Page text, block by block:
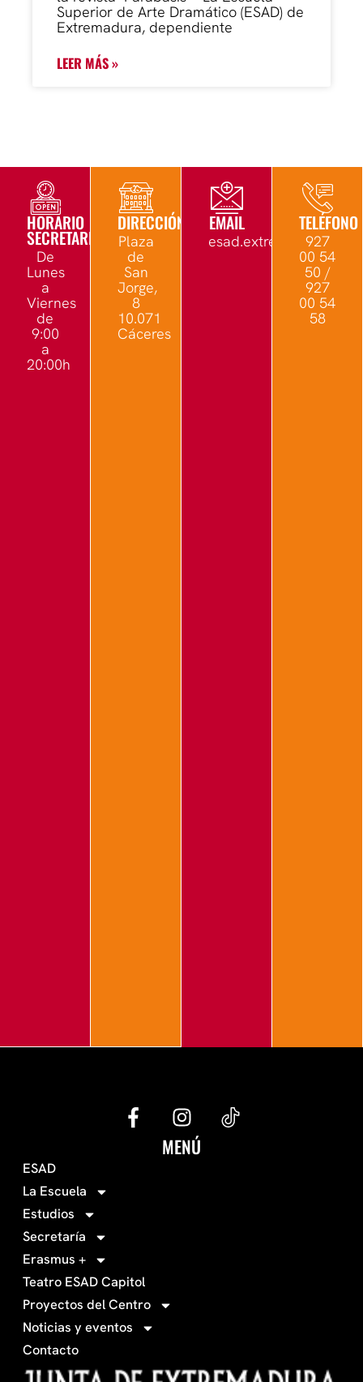
Superior de Arte Dramático (ESAD) de
Extremadura, dependiente
LEER MÁS »
HORARIO
SECRETARÍA
De
Lunes
a
Viernes
de
9:00
a
20:00h
DIRECCIÓN
Plaza
de
San
Jorge,
8
10.071
Cáceres
EMAIL TELÉFONO
927
00 54
50 /
927
00 54
58
G
e
f
a
c
b
I
n
s
MENÚ
ESAD
La Escuela
Estudios
Secretaría
Erasmus +
Teatro ESAD Capitol
Proyectos del Centro
Noticias y eventos
Contacto